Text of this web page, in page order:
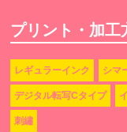
プリント・加工
レギュラーインク シマ
デジタル転写Cタイプ
刺繡